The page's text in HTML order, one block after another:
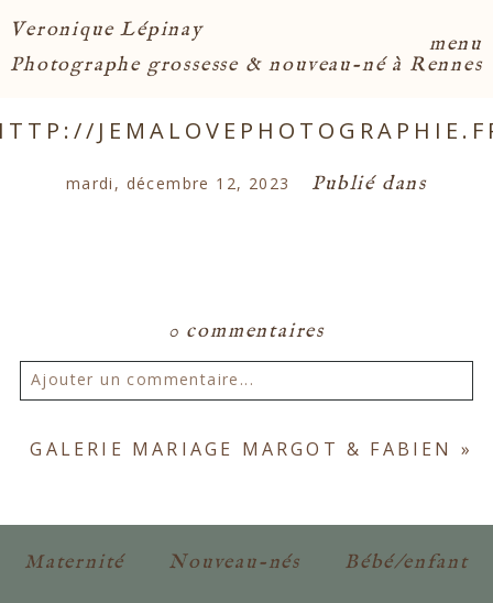
menu
Veronique Lépinay
Photographe grossesse & nouveau-né à Rennes
mardi, décembre 12, 2023 Publié dans
0 commentaires
Ajouter un commentaire...
Votre email ne sera jamais publié ou partagé.
GALERIE MARIAGE MARGOT & FABIEN »
Maternité Nouveau-nés Bébé/enfant